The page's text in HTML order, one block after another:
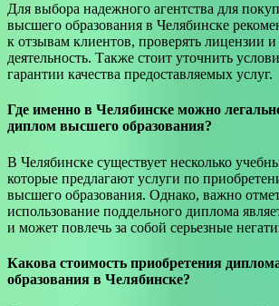
Для выбора надежного агентства для
высшего образования в Челябинске
к отзывам клиентов, проверять лицензии
деятельность. Также стоит уточнить
гарантии качества предоставляемых услуг.
Где именно в Челябинске можно
диплом высшего образования?
В Челябинске существует несколько
которые предлагают услуги по
высшего образования. Однако, важно
использование поддельного диплома
и может повлечь за собой серьезные
Какова стоимость приобретения
образования в Челябинске?